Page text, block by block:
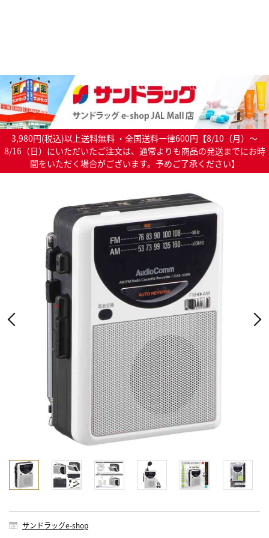
3,980円(税込)以上送料無料 ・全国送料一律600円【8/10（月）～
8/16（日）にいただいたご注文は、通常よりも商品の発送までにお時
間をいただく場合がございます。予めご了承ください】
サンドラッグe-shop